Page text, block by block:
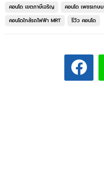
คอนโด เขตภาษีเจริญ
คอนโด เพชรเกษม
คอนโดใกล้รถไฟฟ้า MRT
รีวิว คอนโด